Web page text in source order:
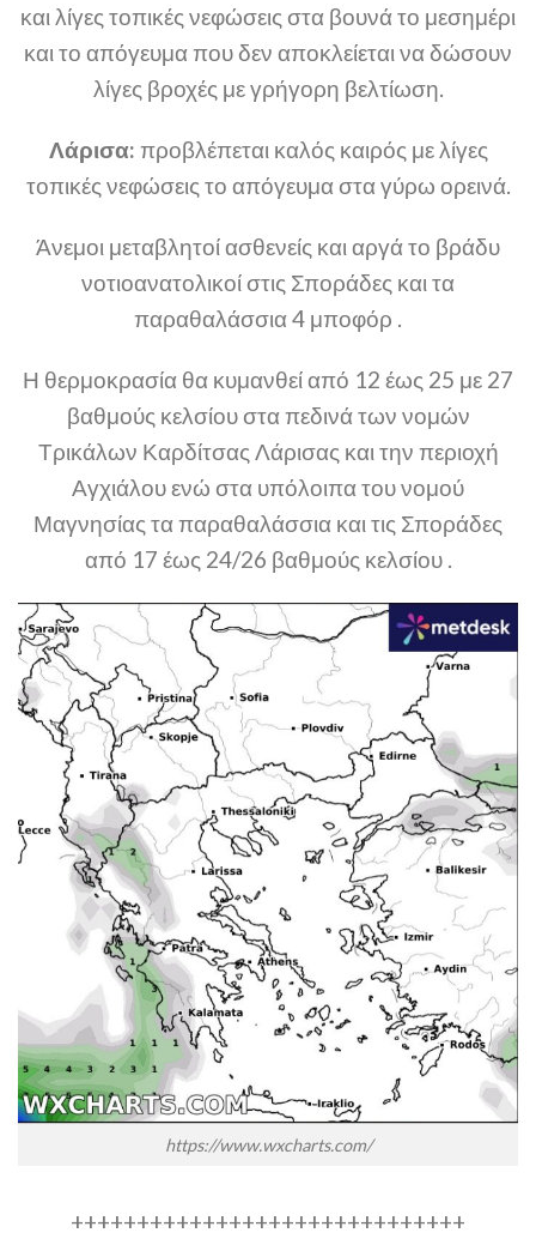
και λίγες τοπικές νεφώσεις στα βουνά το μεσημέρι
και το απόγευμα που δεν αποκλείεται να δώσουν
λίγες βροχές με γρήγορη βελτίωση.
Λάρισα: προβλέπεται καλός καιρός με λίγες
τοπικές νεφώσεις το απόγευμα στα γύρω ορεινά.
Άνεμοι μεταβλητοί ασθενείς και αργά το βράδυ
νοτιοανατολικοί στις Σποράδες και τα
παραθαλάσσια 4 μποφόρ .
Η θερμοκρασία θα κυμανθεί από 12 έως 25 με 27
βαθμούς κελσίου στα πεδινά των νομών
Τρικάλων Καρδίτσας Λάρισας και την περιοχή
Αγχιάλου ενώ στα υπόλοιπα του νομού
Μαγνησίας τα παραθαλάσσια και τις Σποράδες
από 17 έως 24/26 βαθμούς κελσίου .
https://www.wxcharts.com/
++++++++++++++++++++++++++++++